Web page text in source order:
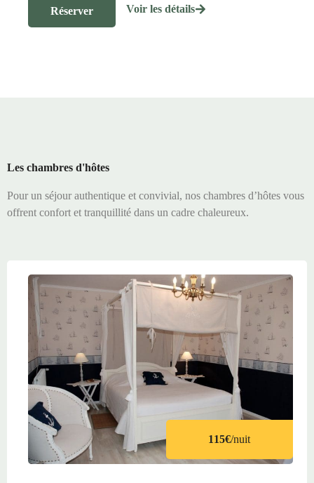
Réserver Voir les détails
Les chambres d'hôtes
Pour un séjour authentique et convivial, nos chambres d’hôtes vous
offrent confort et tranquillité dans un cadre chaleureux.
115€/nuit